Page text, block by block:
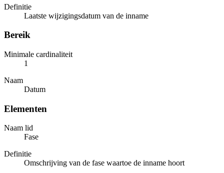
Definitie
Laatste wijzigingsdatum van de inname
Bereik
Minimale cardinaliteit
1
Naam
Datum
Elementen
Naam lid
Fase
Definitie
Omschrijving van de fase waartoe de inname hoort